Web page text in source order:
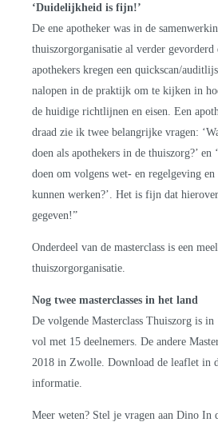
‘Duidelijkheid is fijn!’
De ene apotheker was in de
thuiszorgorganisatie al verder gevorderd
apothekers kregen een quickscan/
nalopen in de praktijk om te kijken in
de huidige richtlijnen en eisen. Een
draad zie ik twee belangrijke vragen:
doen als apothekers in de thuiszorg?’ en
doen om volgens wet- en regelgeving en
kunnen werken?’. Het is fijn dat
gegeven!”
Onderdeel van de masterclass is een
thuiszorgorganisatie.
Nog twee masterclasses in het land
De volgende Masterclass Thuiszorg is in
vol met 15 deelnemers. De andere
2018 in Zwolle. Download de leaflet in
informatie.
Meer weten? Stel je vragen aan Dino In